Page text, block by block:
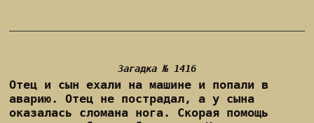
Загадка № 1416
Отец и сын ехали на машине и попали в
аварию. Отец не пострадал, а у сына
оказалась сломана нога. Скорая помощь